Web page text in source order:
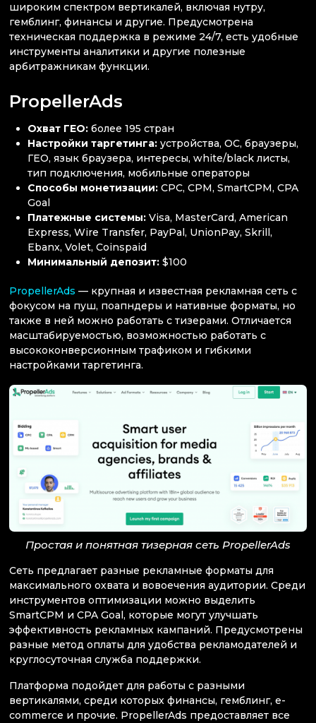
широким спектром вертикалей, включая нутру,
гемблинг, финансы и другие. Предусмотрена
техническая поддержка в режиме 24/7, есть удобные
инструменты аналитики и другие полезные
арбитражникам функции.
PropellerAds
Охват ГЕО: более 195 стран
Настройки таргетинга:устройства, ОС, браузеры,
ГЕО, язык браузера, интересы, white/black листы,
тип подключения, мобильные операторы
Способы монетизации:CPC, CPM, SmartCPM, CPA
Goal
Платежные системы: Visa, MasterCard, American
Express, Wire Transfer, PayPal, UnionPay, Skrill,
Ebanx, Volet, Coinspaid
Минимальный депозит:$100
PropellerAds — крупная и известная рекламная сеть с
фокусом на пуш, поапндеры и нативные форматы, но
также в ней можно работать с тизерами. Отличается
масштабируемостью, возможностью работать с
высококонверсионным трафиком и гибкими
настройками таргетинга.
Простая и понятная тизерная сеть PropellerAds
Сеть предлагает разные рекламные форматы для
максимального охвата и вовоечения аудитории. Среди
инструментов оптимизации можно выделить
SmartCPM и CPA Goal, которые могут улучшать
эффективность рекламных кампаний. Предусмотрены
разные метод оплаты для удобства рекламодателей и
круглосуточная служба поддержки.
Платформа подойдет для работы с разными
вертикалями, среди которых финансы, гемблинг, e-
commerce и прочие. PropellerAds предоставляет все